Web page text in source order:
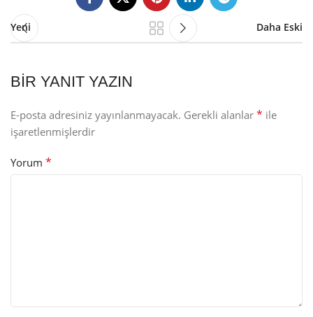
Yeni Daha Eski
BIR YANIT YAZIN
E-posta adresiniz yayınlanmayacak. Gerekli alanlar * ile
işaretlenmişlerdir
Yorum *